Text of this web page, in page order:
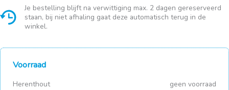
Je bestelling blijft na verwittiging max. 2 dagen gereserveerd
staan, bij niet afhaling gaat deze automatisch terug in de
winkel.
Voorraad
Herenthout geen voorraad